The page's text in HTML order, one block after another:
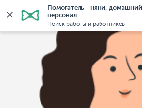
Помогатель - няни, домашний
персонал
Поиск работы и работников
Главная Няни Няни в Москве